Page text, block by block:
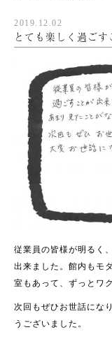
2019.12.02
とても楽しく過ご
従業員の皆様が明るく
出来ました。館内もモ
室もあって、ずっとワ
次回もぜひお世話にな
うございました。